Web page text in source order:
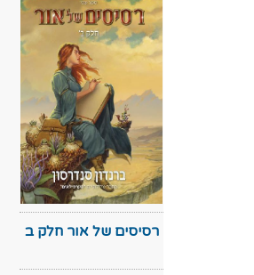
רסיסים של אור חלק ב